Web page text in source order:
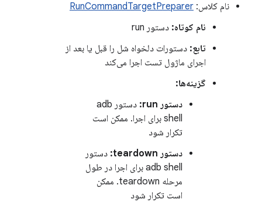
نام کلاس: RunCommandTargetPreparer
نام کوتاه: دستور run
تابع: دستورات دلخواه شل را قبل یا بعد از
اجرای ماژول تست اجرا می‌کند
گزینه‌ها:
دستور run:
دستور adb
shell برای اجرا. ممکن است
تکرار شود
دستور teardown:
دستور
adb shell برای اجرا در طول
مرحله teardown. ممکن
است تکرار شود